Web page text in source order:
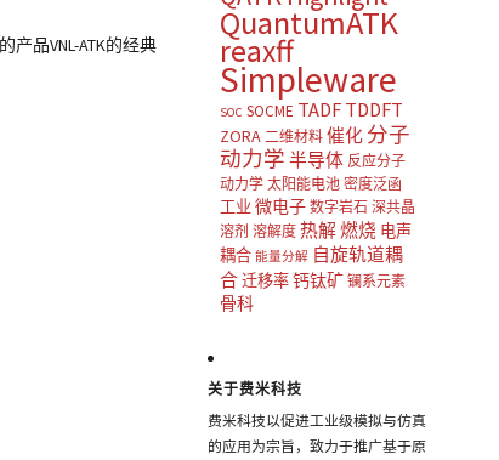
品VNL-ATK的经典
QuantumATK
reaxff
Simpleware
SOC SOCME TADF TDDFT
ZORA 二维材料 催化 分子
动力学 半导体 反应分子
动力学 太阳能电池 密度泛函
工业 微电子 数字岩石 深共晶
溶剂 溶解度 热解燃烧 电声
耦合 能量分解 自旋轨道耦
合迁移率钙钛矿 镧系元素
骨科
关于费米科技
费米科技以促进工业级模拟与仿真
的应用为宗旨，致力于推广基于原